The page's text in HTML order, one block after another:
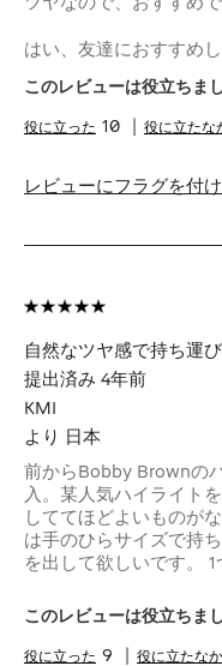
はい、友達におすすめ
このレビューは役立ちま
10
レビューにフラグを付
自然なツヤ感で持ち運
提出済み 4年前
KMI
より 日本
前からBobby Brownの
入。某人気ハイライト
しててほどよいものが
は手のひらサイズで持
を出して欲しいです。 1
このレビューは役立ちま
9